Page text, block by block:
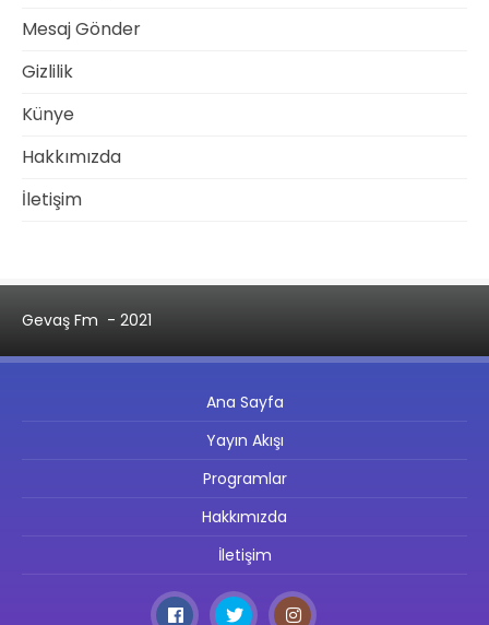
Mesaj Gönder
Gizlilik
Künye
Hakkımızda
İletişim
Gevaş Fm - 2021
Ana Sayfa
Yayın Akışı
Programlar
Hakkımızda
İletişim